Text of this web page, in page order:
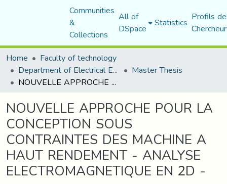
Communities
&
Collections
All of
DSpace Statistics Profils
Home
Faculty of technology
Department of Electrical Engineering Master Thesis
NOUVELLE APPROCHE POUR LA CONCEPTION SOUS CONTRAINTES DES MACHINE A HAUT RENDEMENT - ANALYSE ELECTROMAGNETIQUE EN 2D -
NOUVELLE APPROCHE POUR LA
CONCEPTION SOUS
CONTRAINTES DES MACHINE A
HAUT RENDEMENT - ANALYSE
ELECTROMAGNETIQUE EN 2D -